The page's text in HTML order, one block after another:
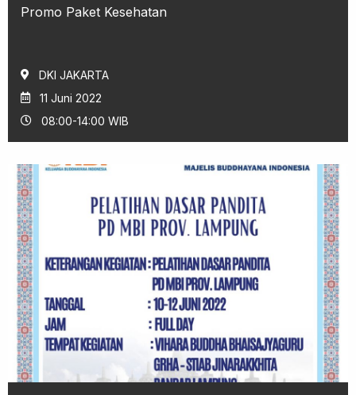
Promo Paket Kesehatan
DKI JAKARTA
11 Juni 2022
08:00-14:00 WIB